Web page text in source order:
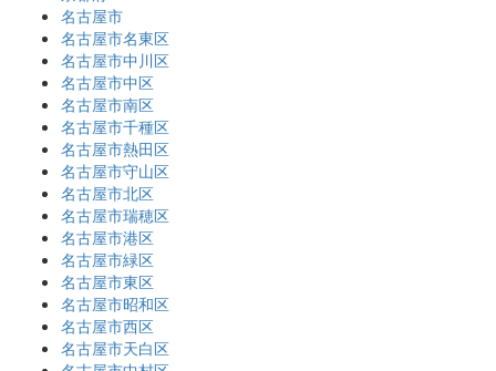
名古屋市
名古屋市名東区
名古屋市中川区
名古屋市中区
名古屋市南区
名古屋市千種区
名古屋市熱田区
名古屋市守山区
名古屋市北区
名古屋市瑞穂区
名古屋市港区
名古屋市緑区
名古屋市東区
名古屋市昭和区
名古屋市西区
名古屋市天白区